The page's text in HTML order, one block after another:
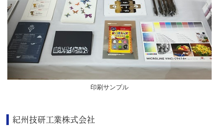
印刷サンプル
紀州技研工業株式会社